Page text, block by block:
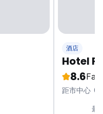
酒店
Hotel
8.6
距市中心
最